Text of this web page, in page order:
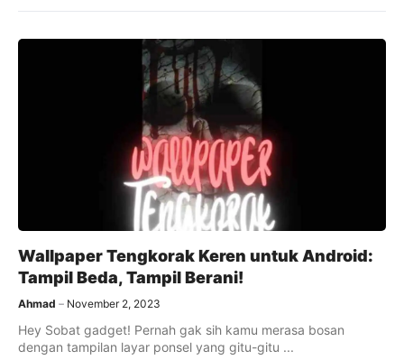
Wallpaper Tengkorak Keren untuk Android:
Tampil Beda, Tampil Berani!
Ahmad November 2, 2023
Hey Sobat gadget! Pernah gak sih kamu merasa bosan
dengan tampilan layar ponsel yang gitu-gitu ...